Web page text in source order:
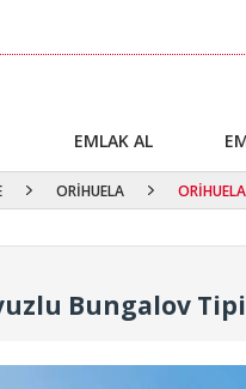
ORİHUELA
Bungalov
EMLAK AL